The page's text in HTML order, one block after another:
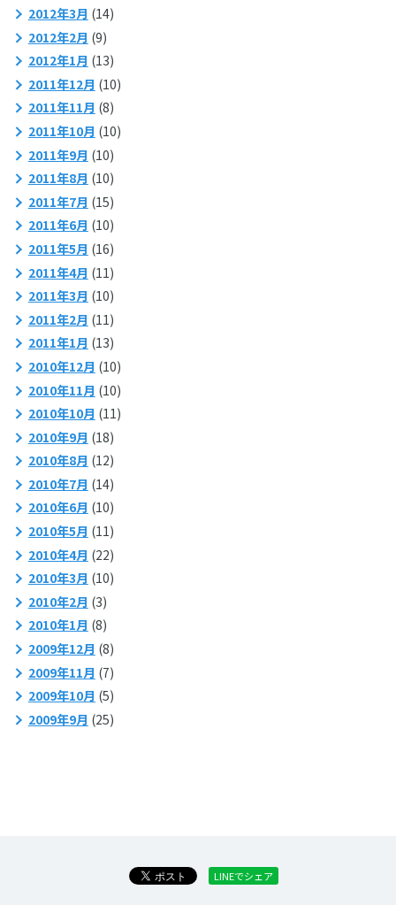
2012年3月 (14)
2012年2月 (9)
2012年1月 (13)
2011年12月 (10)
2011年11月 (8)
2011年10月 (10)
2011年9月 (10)
2011年8月 (10)
2011年7月 (15)
2011年6月 (10)
2011年5月 (16)
2011年4月 (11)
2011年3月 (10)
2011年2月 (11)
2011年1月 (13)
2010年12月 (10)
2010年11月 (10)
2010年10月 (11)
2010年9月 (18)
2010年8月 (12)
2010年7月 (14)
2010年6月 (10)
2010年5月 (11)
2010年4月 (22)
2010年3月 (10)
2010年2月 (3)
2010年1月 (8)
2009年12月 (8)
2009年11月 (7)
2009年10月 (5)
2009年9月 (25)
LINEでシェア